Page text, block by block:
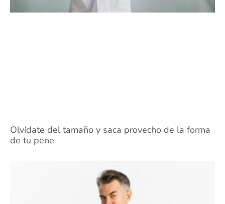
Olvídate del tamaño y saca provecho de la forma
de tu pene